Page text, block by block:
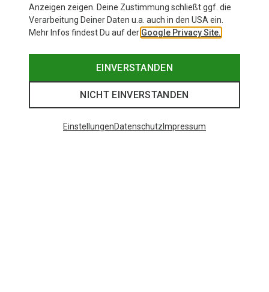
Anzeigen zeigen. Deine Zustimmung schließt ggf. die
Verarbeitung Deiner Daten u.a. auch in den USA ein.
Mehr Infos findest Du auf der Google Privacy Site.
EINVERSTANDEN
NICHT EINVERSTANDEN
EinstellungenDatenschutz Impressum